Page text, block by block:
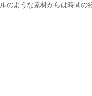
ような素材からは時間の